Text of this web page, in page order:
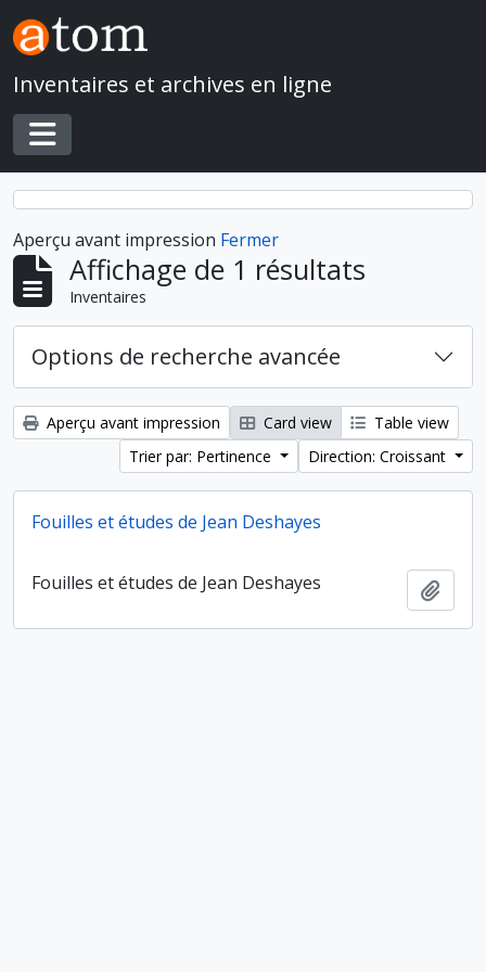
Skip to main content
Inventaires et archives en ligne
Toggle navigation
Aperçu avant impression Fermer
Affichage de 1 résultats
Inventaires
Options de recherche avancée
Aperçu avant impression Card view
Table view
Trier par: Pertinence
Direction: Croissant
Fouilles et études de Jean Deshayes
Fouilles et études de Jean Deshayes